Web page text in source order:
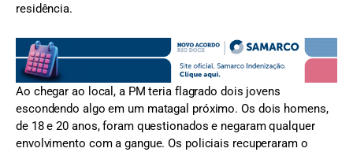
residência.
Ao chegar ao local, a PM teria flagrado dois jovens
escondendo algo em um matagal próximo. Os dois homens,
de 18 e 20 anos, foram questionados e negaram qualquer
envolvimento com a gangue. Os policiais recuperaram o